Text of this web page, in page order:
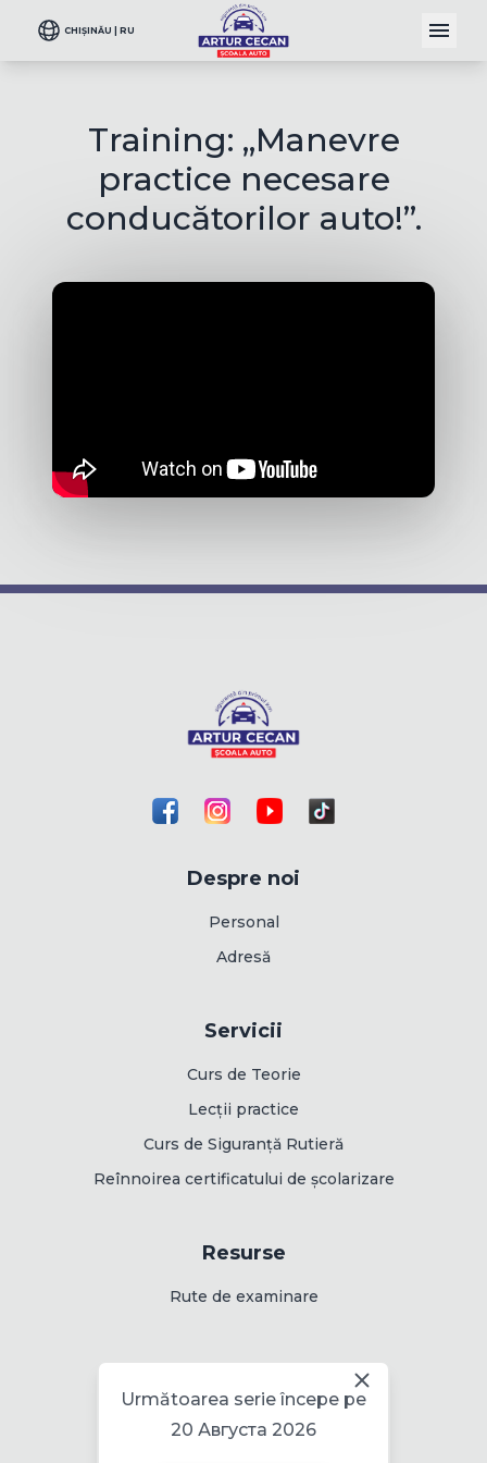
CHIȘINĂU | RU
Training: ,,Manevre
practice necesare
conducătorilor auto!”.
Despre noi
Personal
Adresă
Servicii
Curs de Teorie
Lecții practice
Curs de Siguranță Rutieră
Reînnoirea certificatului de școlarizare
Resurse
Rute de examinare
Informații
Politica pentru cookie
Următoarea serie începe pe
20 Августа 2026